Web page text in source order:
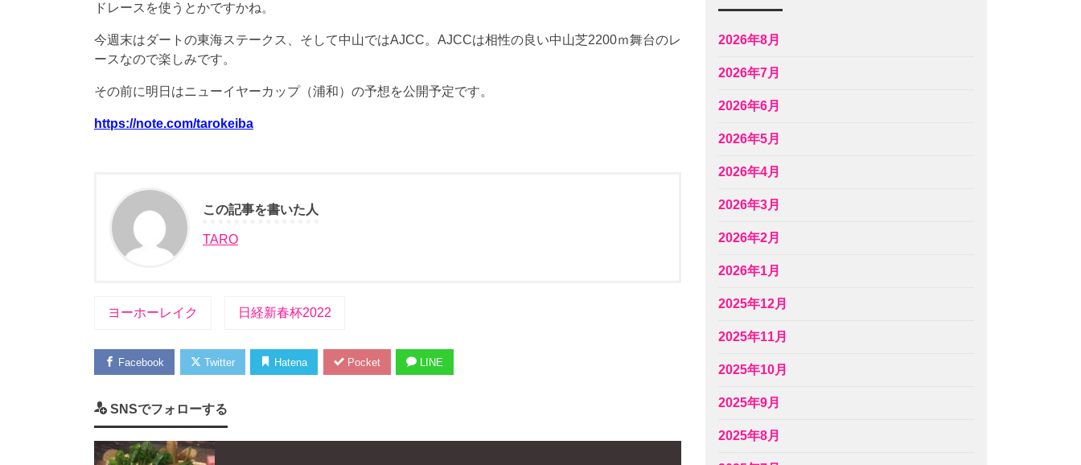
ドレースを使うとかですかね。
今週末はダートの東海ステークス、そして中山ではAJCC。AJCCは相性の良い中山芝2200ｍ舞台のレ
ースなので楽しみです。
その前に明日はニューイヤーカップ（浦和）の予想を公開予定です。
https://note.com/tarokeiba
この記事を書いた人
TARO
ヨーホーレイク 日経新春杯2022
Facebook Twitter Hatena Pocket LINE
SNSでフォローする
2026年8月
2026年7月
2026年6月
2026年5月
2026年4月
2026年3月
2026年2月
2026年1月
2025年12月
2025年11月
2025年10月
2025年9月
2025年8月